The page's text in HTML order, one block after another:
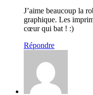
J’aime beaucoup la
graphique. Les
cœur qui bat ! :)
Répondre